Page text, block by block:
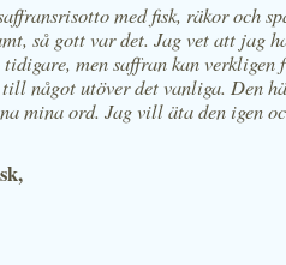
med fisk, räkor och
så gott var det. Jag vet att jag
men saffran kan verkligen
något utöver det vanliga. Den
mina ord. Jag vill äta den igen